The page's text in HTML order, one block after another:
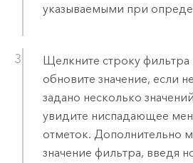
указываемыми при
Щелкните строку фильтра
обновите значение, если
задано несколько
увидите ниспадающее
отметок. Дополнительно
значение фильтра, введя